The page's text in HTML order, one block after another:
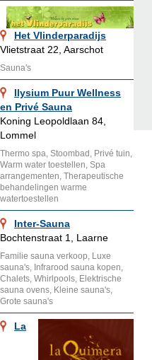
Het Vlinderparadijs
Vlietstraat 22, Aarschot
Sauna's
Ilysium Puur Wellness
en Privé Sauna
Koning Leopoldlaan 84,
Lommel
Thermo spa, Stoombad, Privé tuin,
Warm water toestellen, Spa
arrangementen, Therapeutische
behandelingen warme
watertoestellen
Inter-Sauna
Bochtenstraat 1, Laarne
Familie sauna verkoop, Luxe
sauna's, Infrarood sauna kopen,
Chalets, Whirlpools, Elektrische
sauna ovens, Kleine sauna's,
Grote sauna's
La